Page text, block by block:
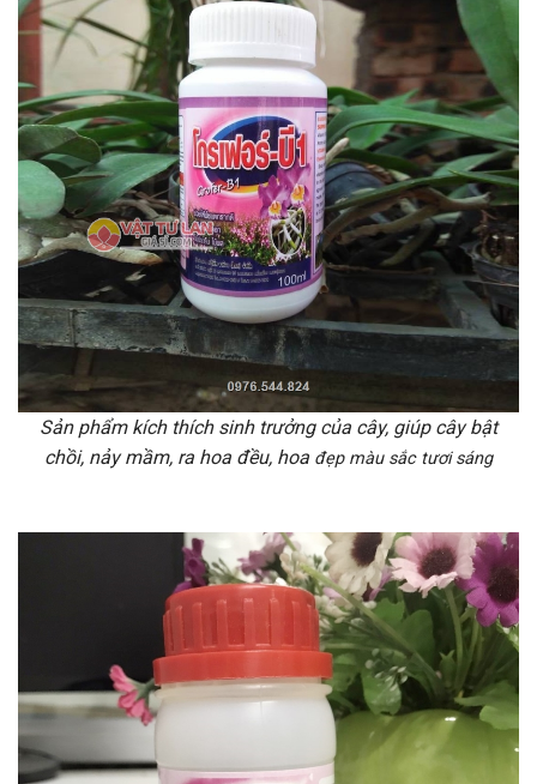
Sản phẩm kích thích sinh trưởng của cây, giúp cây bật
chồi, nảy mầm, ra hoa đều, hoa đẹp màu sắc tươi sáng